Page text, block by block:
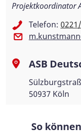
Projektkoordinator
Telefon:
ASB
50937 Köln
So